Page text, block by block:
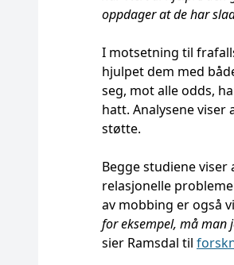
oppdager at de har
I motsetning til
hjulpet dem med
seg, mot alle odds,
hatt. Analysene
støtte.
Begge studiene
relasjonelle
av mobbing er også
for eksempel, må man
sier Ramsdal til